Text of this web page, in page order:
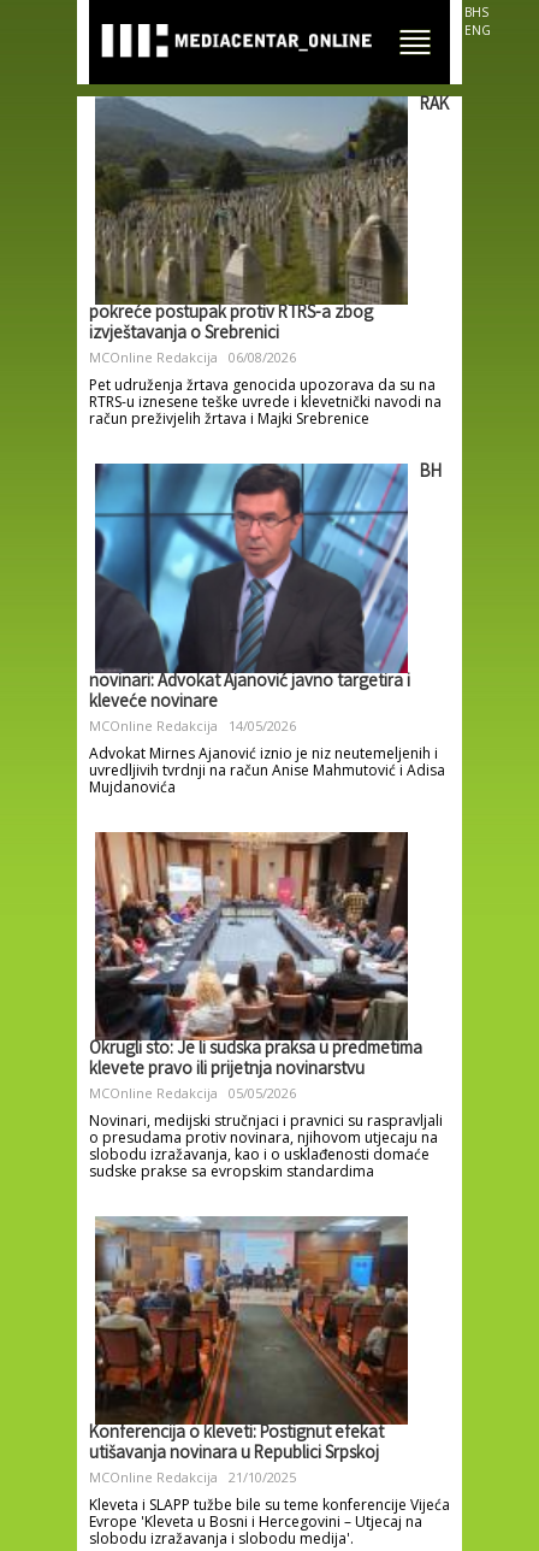
main
content
BHS
ENG
RAK
pokreće postupak protiv RTRS-a zbog
izvještavanja o Srebrenici
MCOnline Redakcija 06/08/2026
Pet udruženja žrtava genocida upozorava da su na
RTRS-u iznesene teške uvrede i klevetnički navodi na
račun preživjelih žrtava i Majki Srebrenice
BH
novinari: Advokat Ajanović javno targetira i
kleveće novinare
MCOnline Redakcija 14/05/2026
Advokat Mirnes Ajanović iznio je niz neutemeljenih i
uvredljivih tvrdnji na račun Anise Mahmutović i Adisa
Mujdanovića
Okrugli sto: Je li sudska praksa u predmetima
klevete pravo ili prijetnja novinarstvu
MCOnline Redakcija 05/05/2026
Novinari, medijski stručnjaci i pravnici su raspravljali
o presudama protiv novinara, njihovom utjecaju na
slobodu izražavanja, kao i o usklađenosti domaće
sudske prakse sa evropskim standardima
Konferencija o kleveti: Postignut efekat
utišavanja novinara u Republici Srpskoj
MCOnline Redakcija 21/10/2025
Kleveta i SLAPP tužbe bile su teme konferencije Vijeća
Evrope 'Kleveta u Bosni i Hercegovini – Utjecaj na
slobodu izražavanja i slobodu medija'.